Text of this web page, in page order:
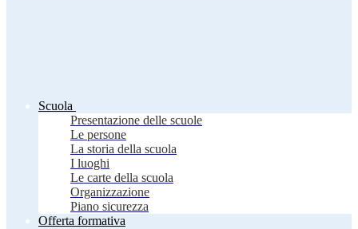
Scuola
Presentazione delle scuole
Le persone
La storia della scuola
I luoghi
Le carte della scuola
Organizzazione
Piano sicurezza
Offerta formativa